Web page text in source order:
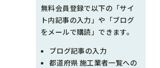
工程管理
土木設計
現場問題点
無料会員登録で以下の「サイ
ト内記事の入力」や「ブログ
をメールで購読」できます。
ブログ記事の入力
都道府県 施工業者一覧への